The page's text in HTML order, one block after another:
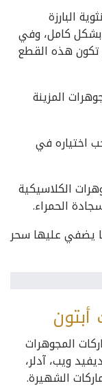
البارزة
بشكل كامل، وفي
تكون هذه القطع
المزينة
اختياره في
الكلاسيكية
الحمراء.
يضفي عليها سحر
المجوهرات
ويب، آدلر،
الشهيرة.